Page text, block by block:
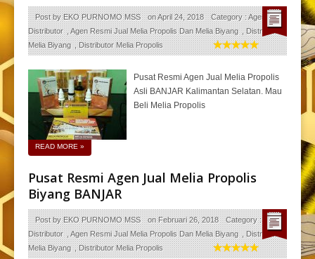
Post byEKO PURNOMO MSS onApril 24, 2018 Category :Agen
Distributor ,Agen Resmi Jual Melia Propolis Dan Melia Biyang ,Distributor
Melia Biyang ,Distributor Melia Propolis
Pusat Resmi Agen Jual Melia Propolis
Asli BANJAR Kalimantan Selatan. Mau
Beli Melia Propolis
READ MORE »
Pusat Resmi Agen Jual Melia Propolis
Biyang BANJAR
Post byEKO PURNOMO MSS onFebruari 26, 2018 Category : Agen
Distributor ,Agen Resmi Jual Melia Propolis Dan Melia Biyang ,Distributor
Melia Biyang ,Distributor Melia Propolis